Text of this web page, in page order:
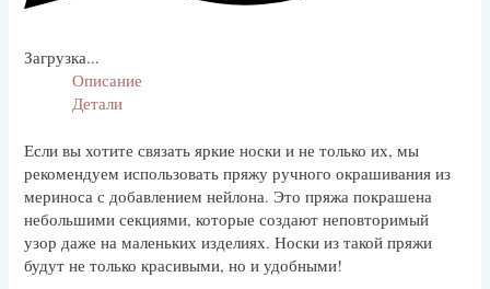
Загрузка...
Описание
Детали
Если вы хотите связать яркие носки и не только их, мы
рекомендуем использовать пряжу ручного окрашивания из
мериноса с добавлением нейлона. Это пряжа покрашена
небольшими секциями, которые создают неповторимый
узор даже на маленьких изделиях. Носки из такой пряжи
будут не только красивыми, но и удобными!